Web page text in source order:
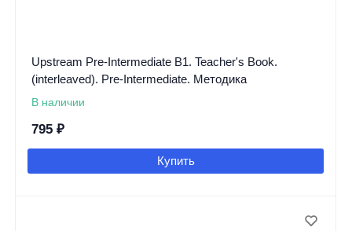
Upstream Pre-Intermediate B1. Teacher's Book.
(interleaved). Pre-Intermediate. Методика
В наличии
795 ₽
Купить